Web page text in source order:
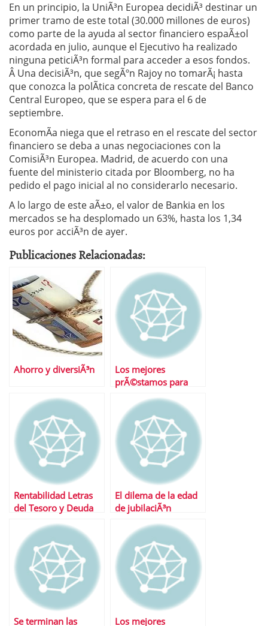
En un principio, la UniÃ³n Europea decidiÃ³ destinar un
primer tramo de este total (30.000 millones de euros)
como parte de la ayuda al sector financiero espaÃ±ol
acordada en julio, aunque el Ejecutivo ha realizado
ninguna peticiÃ³n formal para acceder a esos fondos.
Â Una decisiÃ³n, que segÃºn Rajoy no tomarÃ¡ hasta
que conozca la polÃ­tica concreta de rescate del Banco
Central Europeo, que se espera para el 6 de
septiembre.
EconomÃ­a niega que el retraso en el rescate del sector
financiero se deba a unas negociaciones con la
ComisiÃ³n Europea. Madrid, de acuerdo con una
fuente del ministerio citada por Bloomberg, no ha
pedido el pago inicial al no considerarlo necesario.
A lo largo de este aÃ±o, el valor de Bankia en los
mercados se ha desplomado un 63%, hasta los 1,34
euros por acciÃ³n de ayer.
Publicaciones Relacionadas:
Ahorro y diversiÃ³n
Los mejores
prÃ©stamos para
Rentabilidad Letras
del Tesoro y Deuda
El dilema de la edad
de jubilaciÃ³n
Se terminan las Los mejores